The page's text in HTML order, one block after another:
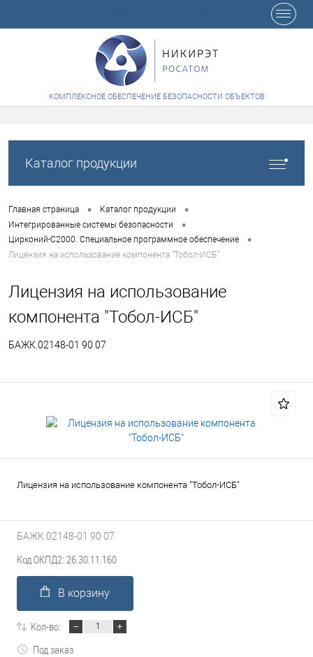
КОМПЛЕКСНОЕ ОБЕСПЕЧЕНИЕ БЕЗОПАСНОСТИ ОБЪЕКТОВ
Каталог продукции
Главная страница • Каталог продукции •
Интегрированные системы безопасности •
Цирконий-С2000. Специальное программное обеспечение •
Лицензия на использование компонента "Тобол-ИСБ"
Лицензия на использование
компонента "Тобол-ИСБ"
БАЖК.02148-01 90 07
Лицензия на использование компонента "Тобол-ИСБ"
БАЖК.02148-01 90 07
Код ОКПД2: 26.30.11.160
В корзину
Кол-во:
Под заказ